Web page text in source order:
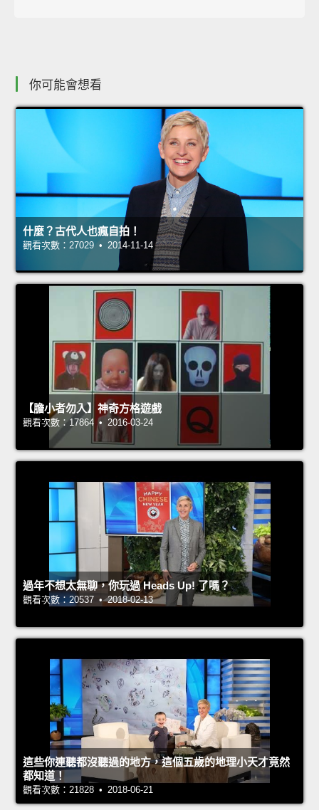
你可能會想看
什麼？古代人也瘋自拍！
觀看次數：27029 • 2014-11-14
【膽小者勿入】神奇方格遊戲
觀看次數：17864 • 2016-03-24
過年不想太無聊，你玩過 Heads Up! 了嗎？
觀看次數：20537 • 2018-02-13
這些你連聽都沒聽過的地方，這個五歲的地理小天才竟然
都知道！
觀看次數：21828 • 2018-06-21